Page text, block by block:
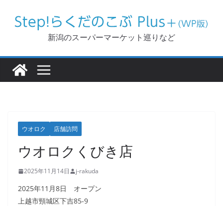
新潟のスーパーマーケット巡りなど
ウオロク 店舗訪問
ウオロクくびき店
2025年11月14日 j-rakuda
2025年11月8日 オープン
上越市頸城区下吉85-9